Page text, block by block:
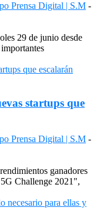
Prensa Digital | S.M -
29 de junio desde
startups que
Prensa Digital | S.M -
ganadores
Challenge 2021",